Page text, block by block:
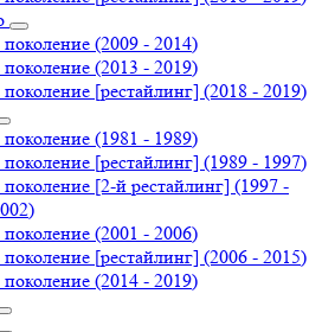
поколение (2009 - 2014)
поколение (2013 - 2019)
поколение [рестайлинг] (2018 - 2019)
поколение (1981 - 1989)
поколение [рестайлинг] (1989 - 1997)
поколение [2-й рестайлинг] (1997 -
поколение (2001 - 2006)
поколение [рестайлинг] (2006 - 2015)
поколение (2014 - 2019)